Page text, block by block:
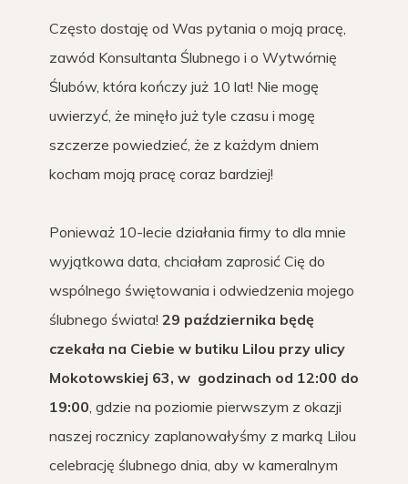
Często dostaję od Was pytania o moją pracę,
zawód Konsultanta Ślubnego i o Wytwórnię
Ślubów, która kończy już 10 lat! Nie mogę
uwierzyć, że minęło już tyle czasu i mogę
szczerze powiedzieć, że z każdym dniem
kocham moją pracę coraz bardziej!
Ponieważ 10-lecie działania firmy to dla mnie
wyjątkowa data, chciałam zaprosić Cię do
wspólnego świętowania i odwiedzenia mojego
ślubnego świata! 29 października będę
czekała na Ciebie w butiku Lilou przy ulicy
Mokotowskiej 63, w godzinach od 12:00 do
19:00, gdzie na poziomie pierwszym z okazji
naszej rocznicy zaplanowałyśmy z marką Lilou
celebrację ślubnego dnia, aby w kameralnym